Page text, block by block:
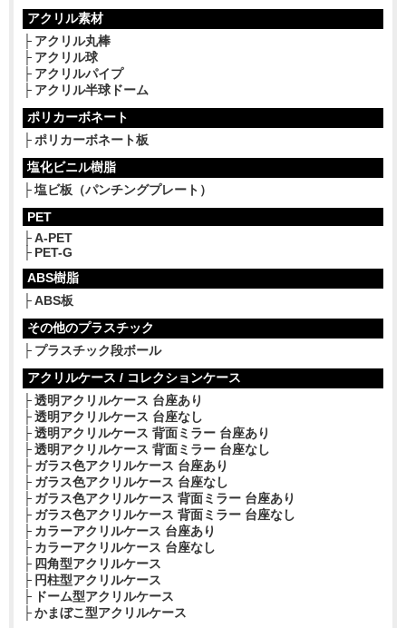
アクリル素材
アクリル丸棒
アクリル球
アクリルパイプ
アクリル半球ドーム
ポリカーボネート
ポリカーボネート板
塩化ビニル樹脂
塩ビ板（パンチングプレート）
PET
A-PET
PET-G
ABS樹脂
ABS板
その他のプラスチック
プラスチック段ボール
アクリルケース / コレクションケース
透明アクリルケース 台座あり
透明アクリルケース 台座なし
透明アクリルケース 背面ミラー 台座あり
透明アクリルケース 背面ミラー 台座なし
ガラス色アクリルケース 台座あり
ガラス色アクリルケース 台座なし
ガラス色アクリルケース 背面ミラー 台座あり
ガラス色アクリルケース 背面ミラー 台座なし
カラーアクリルケース 台座あり
カラーアクリルケース 台座なし
四角型アクリルケース
円柱型アクリルケース
ドーム型アクリルケース
かまぼこ型アクリルケース